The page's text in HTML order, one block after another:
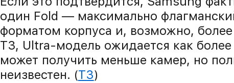
один Fold — максимально
форматом корпуса и, возможно,
T3, Ultra-модель ожидается как
может получить меньше камер, но
неизвестен. (T3)